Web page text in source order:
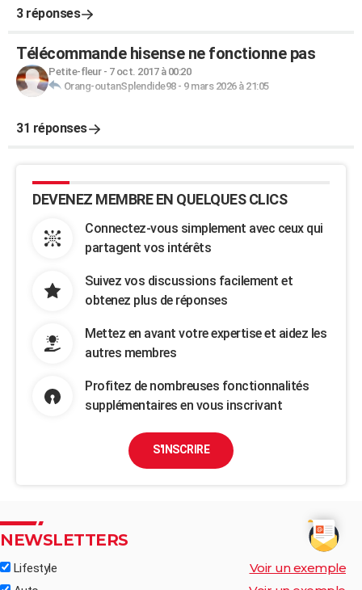
3 réponses
Télécommande hisense ne fonctionne pas
Petite-fleur- 7 oct. 2017 à 00:20
Orang-outanSplendide98- 9 mars 2026 à 21:05
31 réponses
DEVENEZ MEMBRE EN QUELQUES CLICS
Connectez-vous simplement avec ceux qui
partagent vos intérêts
Suivez vos discussions facilement et
obtenez plus de réponses
Mettez en avant votre expertise et aidez les
autres membres
Profitez de nombreuses fonctionnalités
supplémentaires en vous inscrivant
S'INSCRIRE
NEWSLETTERS
Lifestyle Voir un exemple